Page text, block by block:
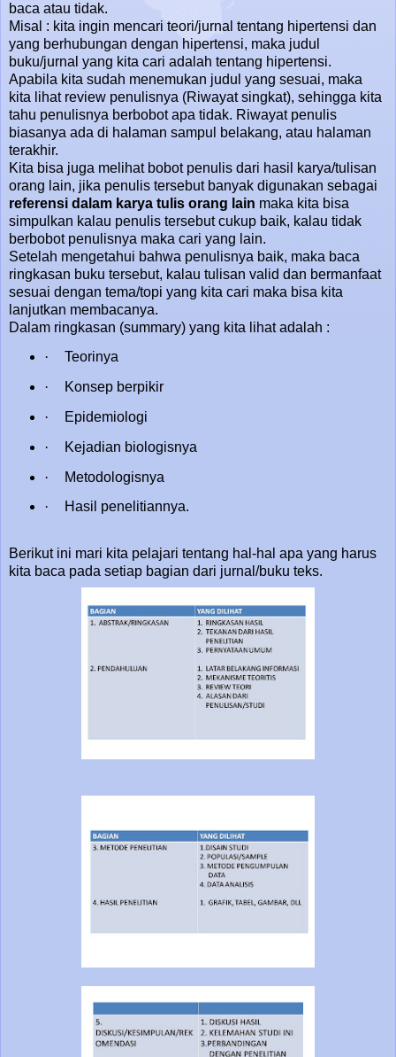
baca atau tidak.
Misal : kita ingin mencari teori/jurnal tentang hipertensi dan
yang berhubungan dengan hipertensi, maka judul
buku/jurnal yang kita cari adalah tentang hipertensi.
Apabila kita sudah menemukan judul yang sesuai, maka
kita lihat review penulisnya (Riwayat singkat), sehingga kita
tahu penulisnya berbobot apa tidak. Riwayat penulis
biasanya ada di halaman sampul belakang, atau halaman
terakhir.
Kita bisa juga melihat bobot penulis dari hasil karya/tulisan
orang lain, jika penulis tersebut banyak digunakan sebagai
referensi dalam karya tulis orang lain maka kita bisa
simpulkan kalau penulis tersebut cukup baik, kalau tidak
berbobot penulisnya maka cari yang lain.
Setelah mengetahui bahwa penulisnya baik, maka baca
ringkasan buku tersebut, kalau tulisan valid dan bermanfaat
sesuai dengan tema/topi yang kita cari maka bisa kita
lanjutkan membacanya.
Dalam ringkasan (summary) yang kita lihat adalah :
·
Teorinya
·
Konsep berpikir
·
Epidemiologi
·
Kejadian biologisnya
·
Metodologisnya
·
Hasil penelitiannya.
Berikut ini mari kita pelajari tentang hal-hal apa yang harus
kita baca pada setiap bagian dari jurnal/buku teks.